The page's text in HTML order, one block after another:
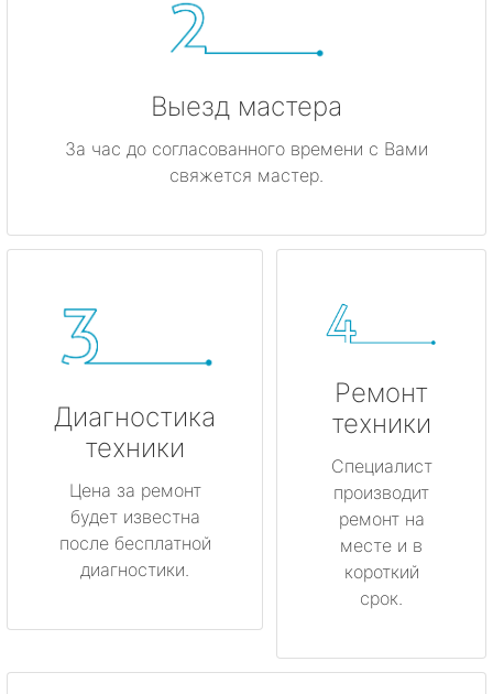
Выезд мастера
За час до согласованного времени с Вами
свяжется мастер.
Диагностика
техники
Цена за ремонт
будет известна
после бесплатной
диагностики.
Ремонт
техники
Специалист
производит
ремонт на
месте и в
короткий
срок.